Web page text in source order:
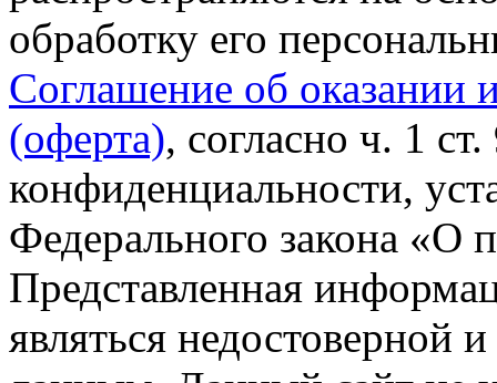
обработку его
Соглашение об оказании
(оферта), согласно ч. 1
конфиденциальности,
Федерального закона «О
Представленная
являться недостоверной